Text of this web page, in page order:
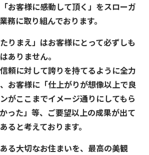
お客様に感動して頂く」をスローガ
務に取り組んでおります。
りまえ」はお客様にとって必ずしも
ありません。
頼に対して誇りを持てるように全力
お客様に「仕上がりが想像以上で良
がここまでイメージ通りにしてもら
った」等、ご要望以上の成果が出て
ると考えております。
る大切なお住まいを、最高の美観